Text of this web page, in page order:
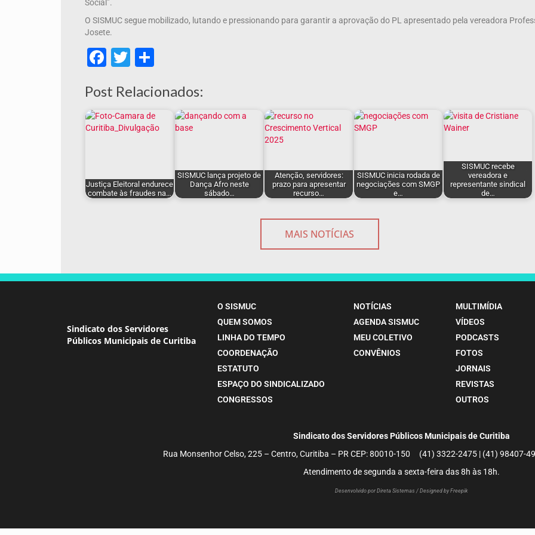
Social”.
O SISMUC segue mobilizado, lutando e pressionando para garantir a aprovação do PL apresentado pela vereadora
Josete.
Facebook
Twitter
Post Relacionados:
Justiça Eleitoral endurece
combate às fraudes na…
SISMUC lança projeto de
Dança Afro neste
sábado…
Atenção, servidores:
prazo para apresentar
recurso…
SISMUC inicia rodada de
negociações com SMGP
e…
SISMUC recebe
vereadora e
representante sindical
de…
MAIS NOTÍCIAS
Sindicato dos Servidores
Públicos Municipais de Curitiba
O SISMUC
QUEM SOMOS
LINHA DO TEMPO
COORDENAÇÃO
ESTATUTO
ESPAÇO DO SINDICALIZADO
CONGRESSOS
NOTÍCIAS
AGENDA SISMUC
MEU COLETIVO
CONVÊNIOS
MULTIMÍDIA
VÍDEOS
PODCASTS
FOTOS
JORNAIS
REVISTAS
OUTROS
Sindicato dos Servidores Públicos Municipais de Curitiba
Rua Monsenhor Celso, 225 – Centro, Curitiba – PR CEP: 80010-150 (41) 3322-2475 | (41)
Atendimento de segunda a sexta-feira das 8h às 18h.
Desenvolvido por Direta Sistemas / Designed by Freepik